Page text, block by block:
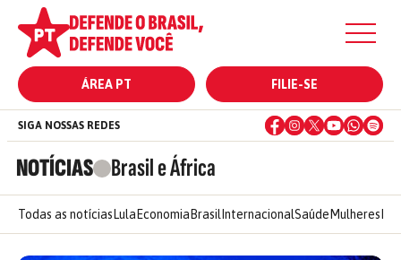
ÁREA PT FILIE-SE
NOTÍCIAS Brasil e África
SIGA NOSSAS REDES
Todas as notícias Lula Economia Brasil InternacionalSaúde Mulheres